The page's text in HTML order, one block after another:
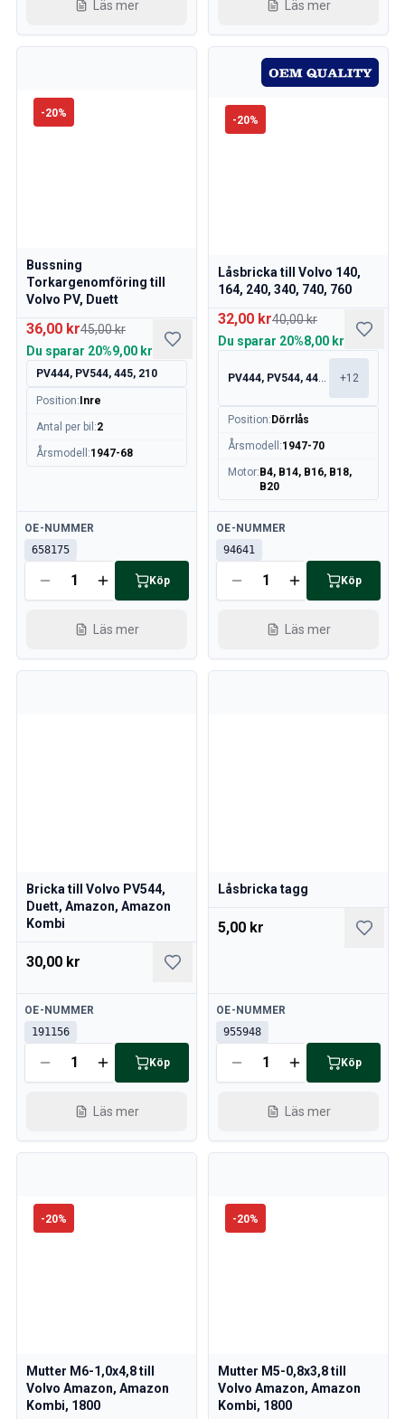
Volvo 760 Sprängskisser
Volvo 780 Sprängskisser
Nyheter
kampanj
Läs mer Läs mer
-20%
Bussning
Torkargenomföring till
Volvo PV, Duett
36,00 kr45,00 kr
Du sparar 20%9,00 kr
PV444, PV544, 445, 210
Position: Inre
Antal per bil :2
Årsmodell :1947-68
Tillgänglig
OE-NUMMER
658175
Köp
Läs mer
-20%
Låsbricka till Volvo 140,
164, 240, 340, 740, 760
32,00 kr40,00 kr
Du sparar 20%8,00 kr
PV444, PV544, 445, 210 +12
Position: Dörrlås
Årsmodell :1947-70
Motor: B4, B14, B16, B18,
B20
Tillgänglig
OE-NUMMER
94641
Köp
Läs mer
Bricka till Volvo PV544,
Duett, Amazon, Amazon
Kombi
30,00 kr
Tillgänglig
OE-NUMMER
191156
Köp
Läs mer
Låsbricka tagg
5,00 kr
Tillgänglig
OE-NUMMER
955948
Köp
Läs mer
-20%
Mutter M6-1,0x4,8 till
Volvo Amazon, Amazon
Kombi, 1800
-20%
Mutter M5-0,8x3,8 till
Volvo Amazon, Amazon
Kombi, 1800